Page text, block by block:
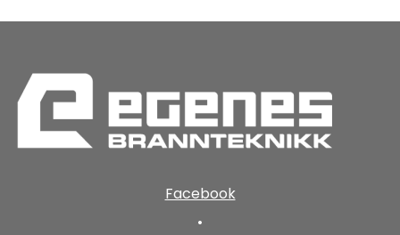
Facebook
•